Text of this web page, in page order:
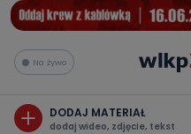
Na żywo
DODAJ MATERIAŁ
dodaj wideo, zdjęcie, tekst